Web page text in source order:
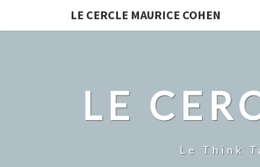
LE CERCLE MAURICE COHEN
LE
Le Think